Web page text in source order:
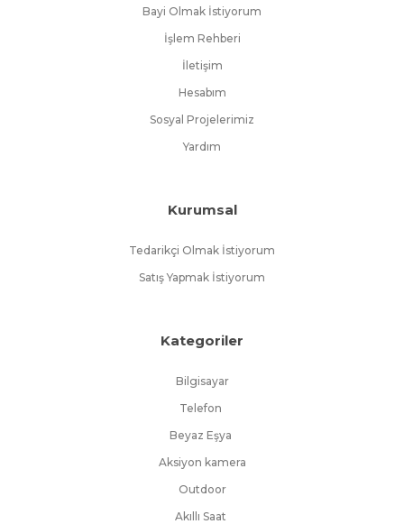
Bayi Olmak İstiyorum
İşlem Rehberi
İletişim
Hesabım
Sosyal Projelerimiz
Yardım
Kurumsal
Tedarikçi Olmak İstiyorum
Satış Yapmak İstiyorum
Kategoriler
Bilgisayar
Telefon
Beyaz Eşya
Aksiyon kamera
Outdoor
Akıllı Saat